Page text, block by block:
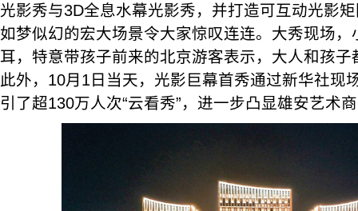
光影秀与3D全息水幕光影秀，并打造可互动光影
如梦似幻的宏大场景令大家惊叹连连。大秀现场
耳，特意带孩子前来的北京游客表示，大人和孩
此外，10月1日当天，光影巨幕首秀通过新华社现
引了超130万人次“云看秀”，进一步凸显雄安艺术